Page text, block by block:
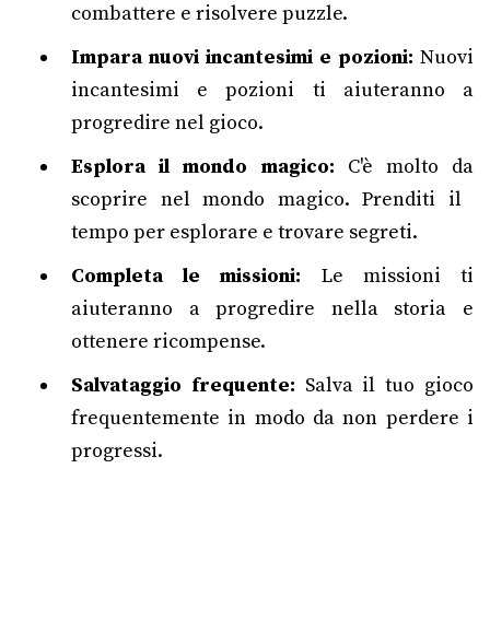
combattere e risolvere puzzle.
Impara nuovi incantesimi e pozioni: Nuovi
incantesimi e pozioni ti aiuteranno a
progredire nel gioco.
Esplora il mondo magico: C'è molto da
scoprire nel mondo magico. Prenditi il ​​
tempo per esplorare e trovare segreti.
Completa le missioni: Le missioni ti
aiuteranno a progredire nella storia e
ottenere ricompense.
Salvataggio frequente: Salva il tuo gioco
frequentemente in modo da non perdere i
progressi.